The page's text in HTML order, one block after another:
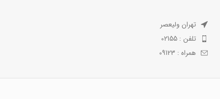
تهران ولیعصر
تلفن : 02155
همراه : 09123